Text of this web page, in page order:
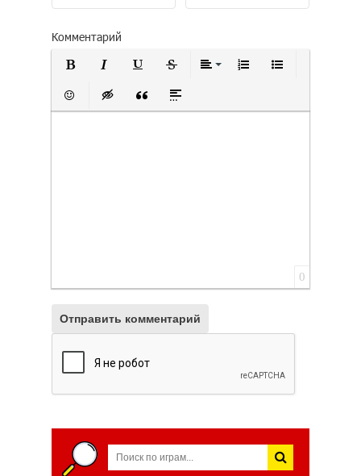
Комментарий
Полужирный
Вставить смайлик
Вставка скрытого текста
Вставка цитаты
Вставка спойлера
0
Отправить комментарий